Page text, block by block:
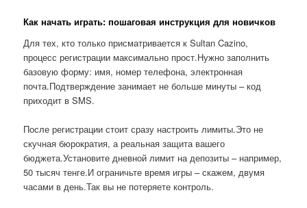
Как начать играть: пошаговая инструкция для новичков
Для тех, кто только присматривается к Sultan Cazino,
процесс регистрации максимально прост.Нужно заполнить
базовую форму: имя, номер телефона, электронная
почта.Подтверждение занимает не больше минуты – код
приходит в SMS.
После регистрации стоит сразу настроить лимиты.Это не
скучная бюрократия, а реальная защита вашего
бюджета.Установите дневной лимит на депозиты – например,
50 тысяч тенге.И ограничьте время игры – скажем, двумя
часами в день.Так вы не потеряете контроль.